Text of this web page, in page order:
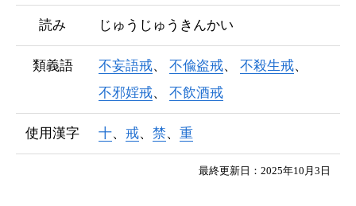
読み じゅうじゅうきんかい
類義語 不妄語戒 不偸盗戒
不殺生戒
不邪婬戒
不飲酒戒
使用漢字 十、 戒、 禁、 重
最終更新日：2025年10月3日